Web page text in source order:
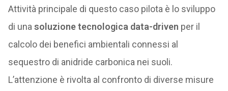
Attività principale di questo caso pilota è lo sviluppo
di una soluzione tecnologica data-driven per il
calcolo dei benefici ambientali connessi al
sequestro di anidride carbonica nei suoli.
L’attenzione è rivolta al confronto di diverse misure